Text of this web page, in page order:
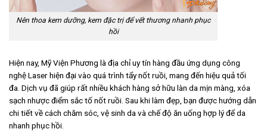
Nên thoa kem dưỡng, kem đặc trị để vết thương nhanh phục
hồi
Hiện nay, Mỹ Viện Phương là địa chỉ uy tín hàng đầu ứng dụng công
nghệ Laser hiện đại vào quá trình tẩy nốt ruồi, mang đến hiệu quả tối
đa. Dịch vụ đã giúp rất nhiều khách hàng sở hữu làn da mịn màng, xóa
sạch nhược điểm sắc tố nốt ruồi. Sau khi làm đẹp, bạn được hướng dẫn
chi tiết về cách chăm sóc, vệ sinh da và chế độ ăn uống hợp lý để da
nhanh phục hồi.